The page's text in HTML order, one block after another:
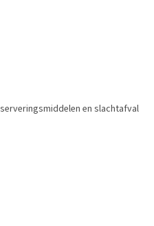
en slachtafval